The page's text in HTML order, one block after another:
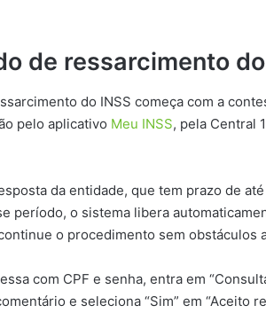
de ressarcimento do
do INSS começa com a
pelo aplicativo Meu INSS, pela Central
da entidade, que tem prazo de
período, o sistema libera
o procedimento sem obstáculos
com CPF e senha, entra em
e seleciona “Sim” em “Aceito